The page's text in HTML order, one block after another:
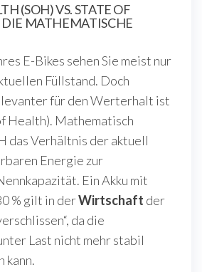
(SOH) VS. STATE OF
DIE MATHEMATISCHE
E-Bikes sehen Sie meist nur
Füllstand. Doch
für den Werterhalt ist
Health). Mathematisch
das Verhältnis der aktuell
Energie zur
Ein Akku mit
% gilt in derWirtschaft der
da die
Last nicht mehr stabil
kann.